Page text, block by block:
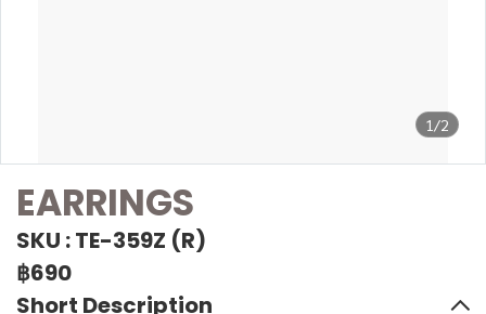
1/2
EARRINGS
SKU : TE-359Z (R)
฿690
Short Description